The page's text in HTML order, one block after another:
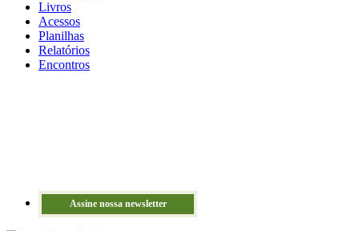
Livros
Acessos
Planilhas
Relatórios
Encontros
Assine nossa newsletter